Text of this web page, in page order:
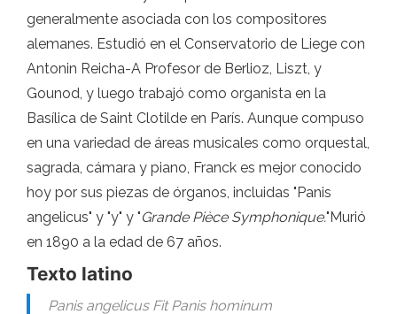
generalmente asociada con los compositores
alemanes. Estudió en el Conservatorio de Liege con
Antonin Reicha-A Profesor de Berlioz, Liszt, y
Gounod, y luego trabajó como organista en la
Basílica de Saint Clotilde en París. Aunque compuso
en una variedad de áreas musicales como orquestal,
sagrada, cámara y piano, Franck es mejor conocido
hoy por sus piezas de órganos, incluidas "Panis
angelicus" y "y" y "Grande Pièce Symphonique."Murió
en 1890 a la edad de 67 años.
Texto latino
Panis angelicus Fit Panis hominum